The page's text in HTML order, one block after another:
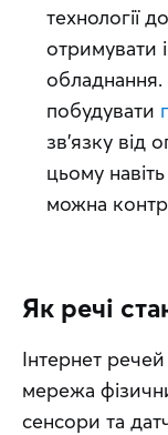
технології
отримувати
побудувати
зв’язку від
цьому
можна
Як речі
Інтернет
мережа
сенсори та